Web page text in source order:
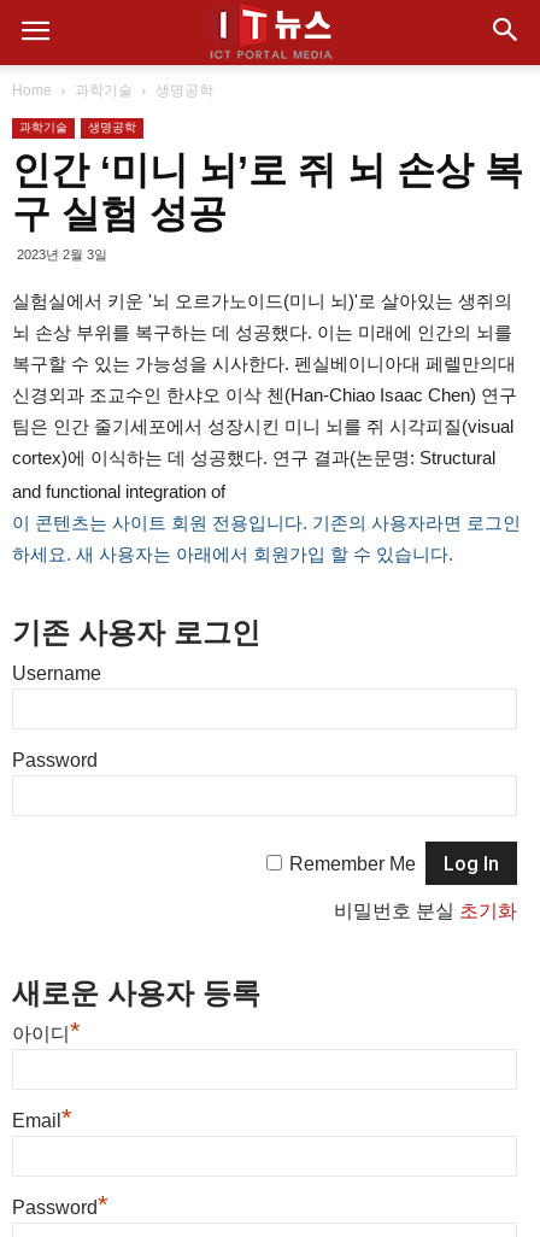
Home 과학기술 생명공학
과학기술 생명공학
인간 ‘미니 뇌’로 쥐 뇌 손상 복
구 실험 성공
2023년 2월 3일
실험실에서 키운 '뇌 오르가노이드(미니 뇌)'로 살아있는 생쥐의
뇌 손상 부위를 복구하는 데 성공했다. 이는 미래에 인간의 뇌를
복구할 수 있는 가능성을 시사한다. 펜실베이니아대 페렐만의대
신경외과 조교수인 한샤오 이삭 첸(Han-Chiao Isaac Chen) 연구
팀은 인간 줄기세포에서 성장시킨 미니 뇌를 쥐 시각피질(visual
cortex)에 이식하는 데 성공했다. 연구 결과(논문명: Structural
and functional integration of
이 콘텐츠는 사이트 회원 전용입니다. 기존의 사용자라면 로그인
하세요. 새 사용자는 아래에서 회원가입 할 수 있습니다.
기존 사용자 로그인
Username
Password
Remember Me
비밀번호 분실 초기화
새로운 사용자 등록
아이디 *
Email *
Password*